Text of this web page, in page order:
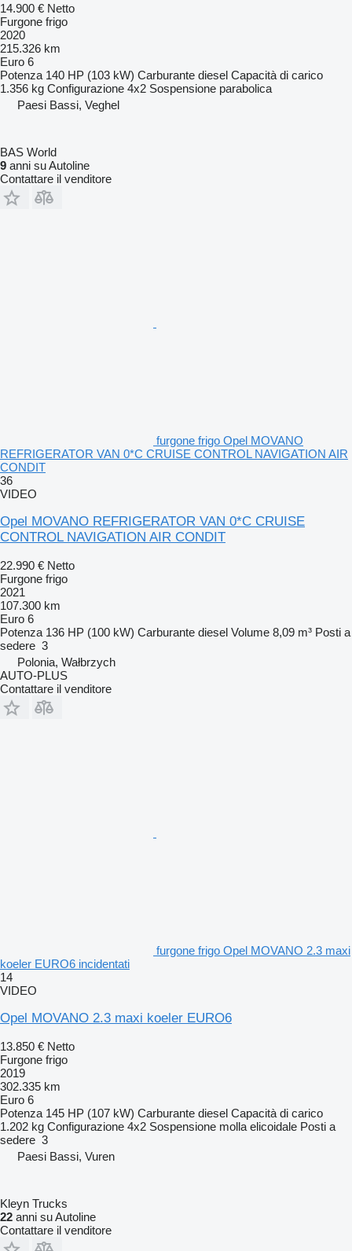
14.900 € Netto
Furgone frigo
2020
215.326 km
Euro 6
Potenza 140 HP (103 kW) Carburante diesel Capacità di carico
1.356 kg Configurazione 4x2 Sospensione parabolica
Paesi Bassi, Veghel
BAS World
9 anni su Autoline
Contattare il venditore
furgone frigo Opel MOVANO
REFRIGERATOR VAN 0*C CRUISE CONTROL NAVIGATION AIR
CONDIT
36
VIDEO
Opel MOVANO REFRIGERATOR VAN 0*C CRUISE
CONTROL NAVIGATION AIR CONDIT
22.990 € Netto
Furgone frigo
2021
107.300 km
Euro 6
Potenza 136 HP (100 kW) Carburante diesel Volume 8,09 m³ Posti a
sedere 3
Polonia, Wałbrzych
AUTO-PLUS
Contattare il venditore
furgone frigo Opel MOVANO 2.3 maxi
koeler EURO6 incidentati
14
VIDEO
Opel MOVANO 2.3 maxi koeler EURO6
13.850 € Netto
Furgone frigo
2019
302.335 km
Euro 6
Potenza 145 HP (107 kW) Carburante diesel Capacità di carico
1.202 kg Configurazione 4x2 Sospensione molla elicoidale Posti a
sedere 3
Paesi Bassi, Vuren
Kleyn Trucks
22 anni su Autoline
Contattare il venditore